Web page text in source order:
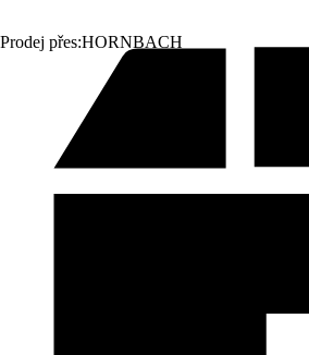
Prodej přes:HORNBACH